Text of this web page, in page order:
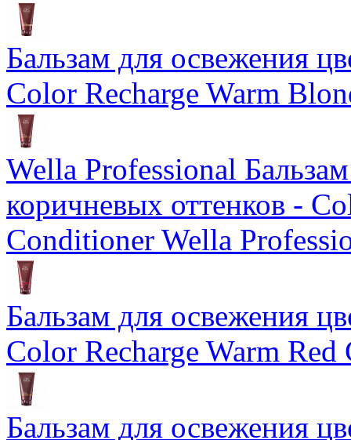
Бальзам для освежения
Color Recharge Warm
Wella Professional
коричневых оттенков -
Conditioner Wella
Бальзам для освежения
Color Recharge Warm
Бальзам для освежения